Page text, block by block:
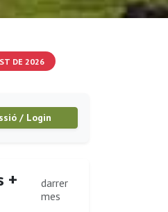
DE 2026
/ Login
+
darrer
mes